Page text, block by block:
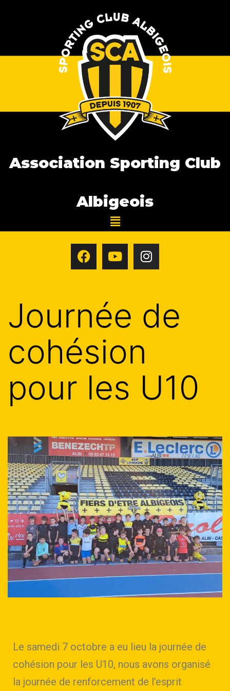
Association Sporting Club
Albigeois
Journée de
cohésion
pour les U10
Le samedi 7 octobre a eu lieu la journée de
cohésion pour les U10, nous avons organisé
la journée de renforcement de l’esprit